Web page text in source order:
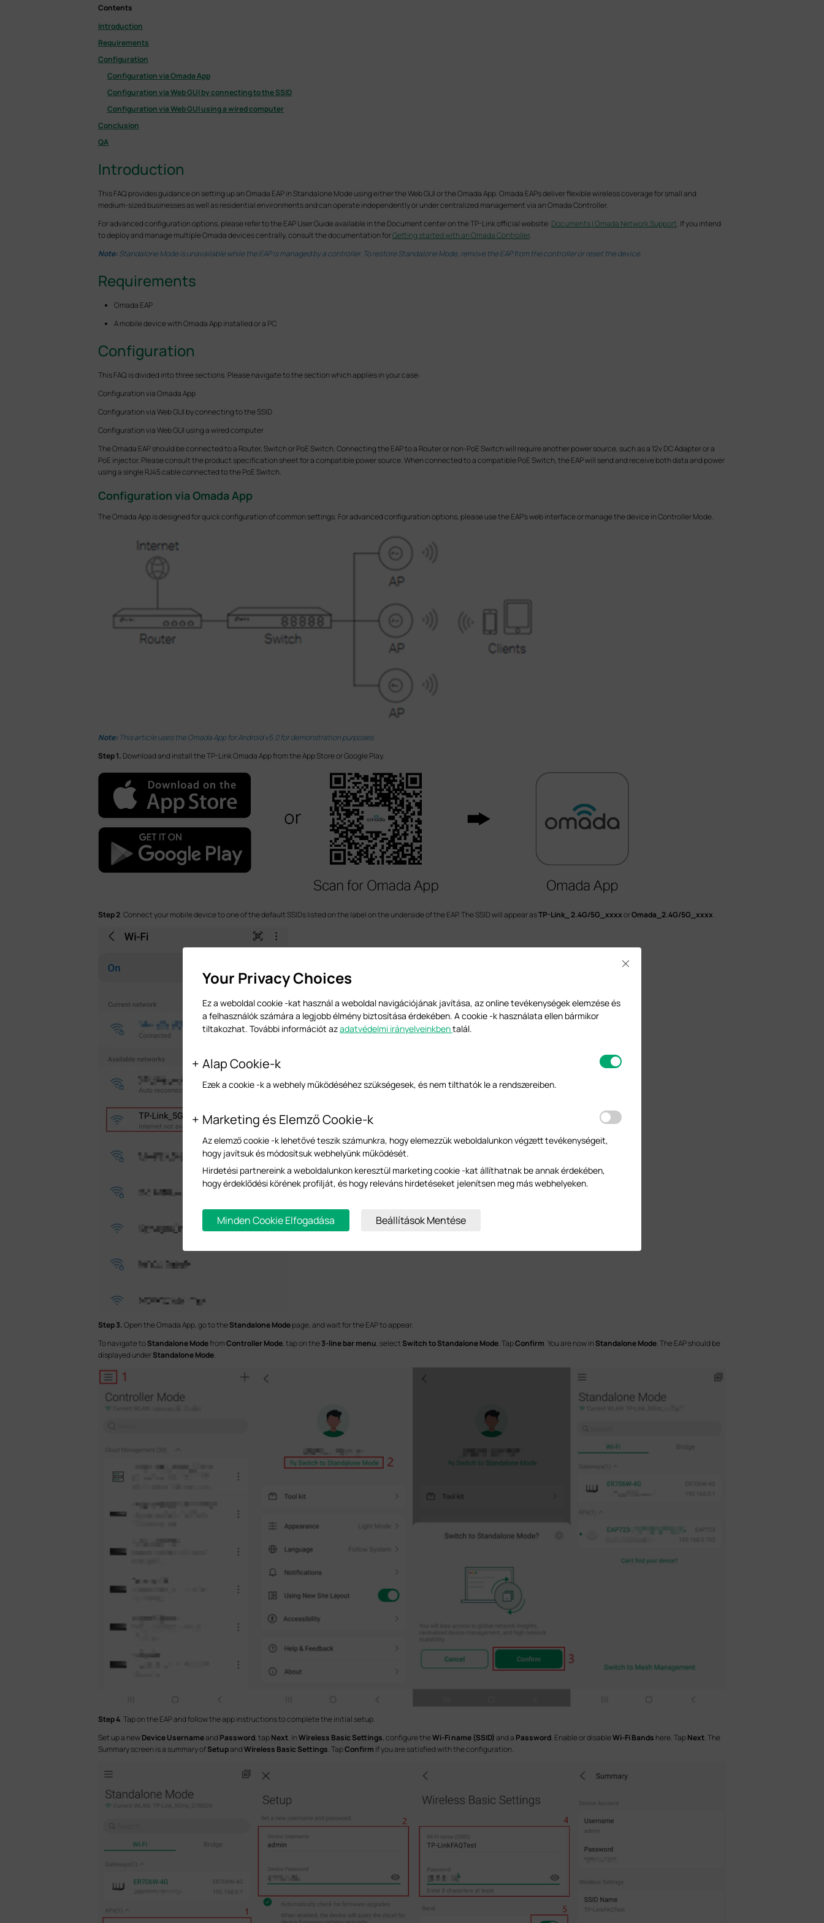
Contents
Introduction
Requirements
Configuration
Configuration via Omada App
Configuration via Web GUI by connecting to the SSID
Configuration via Web GUI using a wired computer
Conclusion
QA
Introduction
This FAQ provides guidance on setting up an Omada EAP in Standalone Mode using either the Web GUI or the Omada App. Omada EAPs deliver flexible wireless coverage for small and
medium-sized businesses as well as residential environments and can operate independently or under centralized management via an Omada Controller.
For advanced configuration options, please refer to the EAP User Guide available in the Document center on the TP-Link official website: Documents | Omada Network Support. If you intend
to deploy and manage multiple Omada devices centrally, consult the documentation forGetting started with an Omada Controller.
Note:Standalone Mode is unavailable while the EAP is managed by a controller. To restore Standalone Mode, remove the EAP from the controller or reset the device.
Requirements
Omada EAP
A mobile device with Omada App installed or a PC
Configuration
This FAQ is divided into three sections. Please navigate to the section which applies in your case:
Configuration via Omada App
Configuration via Web GUI by connecting to the SSID
Configuration via Web GUI using a wired computer
The Omada EAP should be connected to a Router, Switch or PoE Switch. Connecting the EAP to a Router or non-PoE Switch will require another power source, such as a 12v DC Adapter or a
PoE injector. Please consult the product specification sheet for a compatible power source. When connected to a compatible PoE Switch, the EAP will send and receive both data and power
using a single RJ45 cable connected to the PoE Switch.
Configuration via Omada App
The Omada App is designed for quick configuration of common settings. For advanced configuration options, please use the EAP’s web interface or manage the device in Controller Mode.
Note:This article uses the Omada App for Android v5.0 for demonstration purposes.
Step 1. Download and install the TP-Link Omada App from the App Store or Google Play.
Step 2. Connect your mobile device to one of the default SSIDs listed on the label on the underside of the EAP. The SSID will appear asTP-Link_ 2.4G/5G_xxxxorOmada_2.4G/5G_xxxx.
Step 3.Open the Omada App, go to theStandalone Modepage, and wait for the EAP to appear.
To navigate toStandalone ModefromController Mode, tap on the3-line bar menu, select Switch to Standalone Mode. TapConfirm. You are now in Standalone Mode. The EAP should be
displayed underStandalone Mode.
Step 4. Tap on the EAP and follow the app instructions to complete the initial setup.
Set up a newDevice Usernameand Password, tapNext. InWireless Basic Settings, configure theWi-Fi name (SSID)and a Password. Enable or disableWi-Fi Bands here. TapNext. The
Summary screen is a summary ofSetupandWireless Basic Settings. TapConfirm if you are satisfied with the configuration.
Your Privacy Choices
Ez a weboldal cookie -kat használ a weboldal navigációjának javítása, az online tevékenységek elemzése és
a felhasználók számára a legjobb élmény biztosítása érdekében. A cookie -k használata ellen bármikor
tiltakozhat. További információt azadatvédelmi irányelveinkbentalál.
Alap Cookie-k
Ezek a cookie -k a webhely működéséhez szükségesek, és nem tilthatók le a rendszereiben.
Marketing és Elemző Cookie-k
Az elemző cookie -k lehetővé teszik számunkra, hogy elemezzük weboldalunkon végzett tevékenységeit,
hogy javítsuk és módosítsuk webhelyünk működését.
Hirdetési partnereink a weboldalunkon keresztül marketing cookie -kat állíthatnak be annak érdekében,
hogy érdeklődési körének profilját, és hogy releváns hirdetéseket jelenítsen meg más webhelyeken.
Minden Cookie Elfogadása Beállítások Mentése
Close